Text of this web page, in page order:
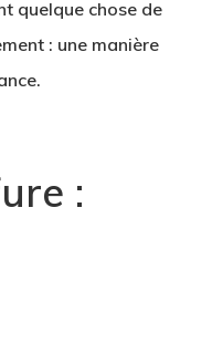
quelque chose de
: une manière
: